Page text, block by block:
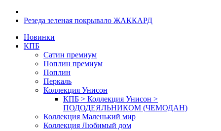
Резеда зеленая покрывало ЖАККАРД
Новинки
КПБ
Сатин премиум
Поплин премиум
Поплин
Перкаль
Коллекция Унисон
КПБ > Коллекция Унисон >
ПОДОДЕЯЛЬНИКОМ (ЧЕМОДАН)
Коллекция Маленький мир
Коллекция Любимый дом